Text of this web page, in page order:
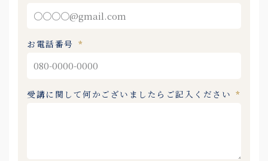
お電話番号
受講に関して何かございましたらご記入ください